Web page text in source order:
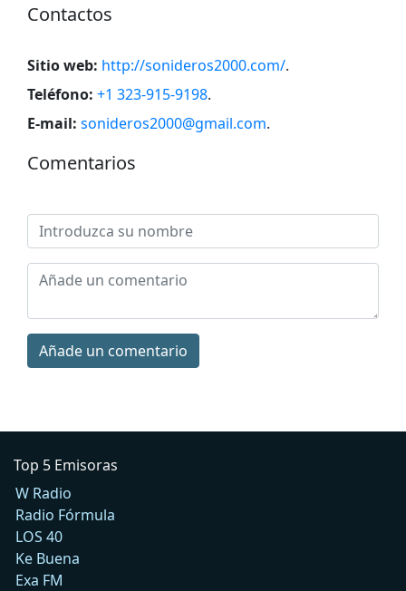
Contactos
Sitio web: http://sonideros2000.com/.
Teléfono: +1 323-915-9198.
E-mail: sonideros2000@gmail.com.
Comentarios
Añade un comentario
Top 5 Emisoras
W Radio
Radio Fórmula
LOS 40
Ke Buena
Exa FM